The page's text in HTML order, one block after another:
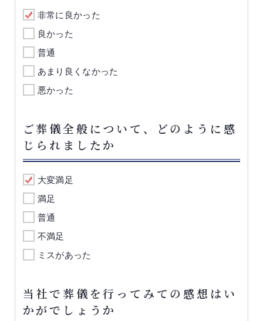
非常に良かった
良かった
普通
あまり良くなかった
悪かった
ご葬儀全般について、どのように感
じられましたか
大変満足
満足
普通
不満足
ミスがあった
当社で葬儀を行ってみての感想はい
かがでしょうか